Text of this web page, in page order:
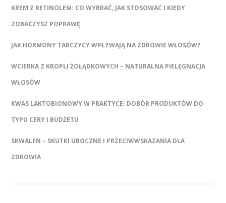
KREM Z RETINOLEM: CO WYBRAĆ, JAK STOSOWAĆ I KIEDY
ZOBACZYSZ POPRAWĘ
JAK HORMONY TARCZYCY WPŁYWAJĄ NA ZDROWIE WŁOSÓW?
WCIERKA Z KROPLI ŻOŁĄDKOWYCH – NATURALNA PIELĘGNACJA
WŁOSÓW
KWAS LAKTOBIONOWY W PRAKTYCE: DOBÓR PRODUKTÓW DO
TYPU CERY I BUDŻETU
SKWALEN – SKUTKI UBOCZNE I PRZECIWWSKAZANIA DLA
ZDROWIA